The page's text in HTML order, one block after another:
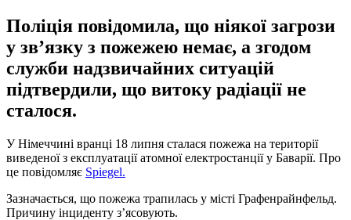
Поліція повідомила, що ніякої загрози
у зв’язку з пожежею немає, а згодом
служби надзвичайних ситуацій
підтвердили, що витоку радіації не
сталося.
У Німеччині вранці 18 липня сталася пожежа на території
виведеної з експлуатації атомної електростанції у Баварії. Про
це повідомляє Spiegel.
Зазначається, що пожежа трапилась у місті Графенрайнфельд.
Причину інциденту з’ясовують.